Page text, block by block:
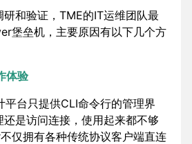
和验证，TME的IT运维团队最
堡垒机，主要原因有以下几个方
体验
平台只提供CLI命令行的管理界
是访问连接，使用起来都不够
仅拥有各种传统协议客户端直连